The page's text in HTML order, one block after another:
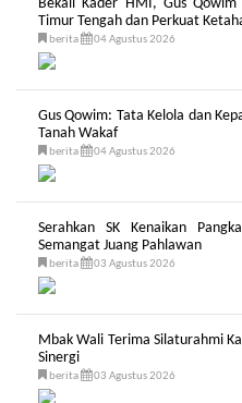
Bekali Kader HMI, Gus
Timur Tengah dan Perkuat
berita 04 Agustus 2026
Gus Qowim: Tata Kelola dan
Tanah Wakaf
berita 04 Agustus 2026
Serahkan SK Kenaikan
Semangat Juang Pahlawan
berita 03 Agustus 2026
Mbak Wali Terima Silaturahmi
Sinergi
berita 03 Agustus 2026